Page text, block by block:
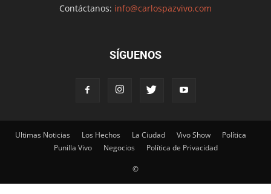
Contáctanos: info@carlospazvivo.com
SÍGUENOS
Ultimas Noticias Los Hechos La Ciudad Vivo Show
Política
Punilla Vivo
Negocios Política de Privacidad
©